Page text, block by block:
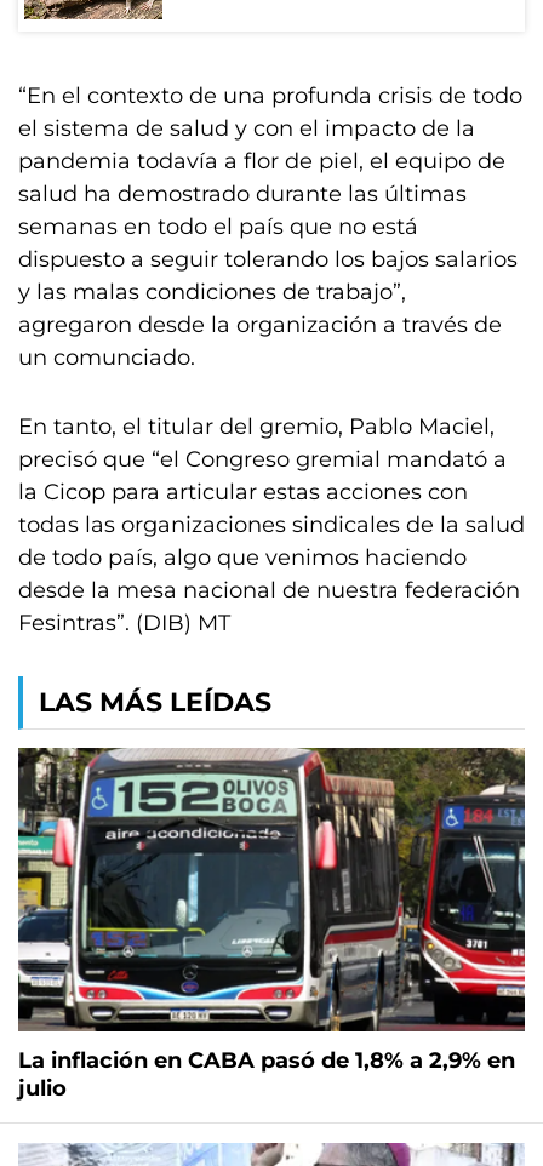
“En el contexto de una profunda crisis de todo
el sistema de salud y con el impacto de la
pandemia todavía a flor de piel, el equipo de
salud ha demostrado durante las últimas
semanas en todo el país que no está
dispuesto a seguir tolerando los bajos salarios
y las malas condiciones de trabajo”,
agregaron desde la organización a través de
un comunciado.
En tanto, el titular del gremio, Pablo Maciel,
precisó que “el Congreso gremial mandató a
la Cicop para articular estas acciones con
todas las organizaciones sindicales de la salud
de todo país, algo que venimos haciendo
desde la mesa nacional de nuestra federación
Fesintras”. (DIB) MT
LAS MÁS LEÍDAS
La inflación en CABA pasó de 1,8% a 2,9% en
julio